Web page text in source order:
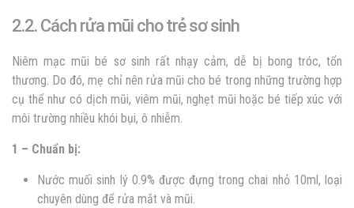
2.2. Cách rửa mũi cho trẻ sơ sinh
Niêm mạc mũi bé sơ sinh rất nhạy cảm, dễ bị bong tróc, tổn
thương. Do đó, mẹ chỉ nên rửa mũi cho bé trong những trường hợp
cụ thể như có dịch mũi, viêm mũi, nghẹt mũi hoặc bé tiếp xúc với
môi trường nhiều khói bụi, ô nhiễm.
1 – Chuẩn bị:
Nước muối sinh lý 0.9% được đựng trong chai nhỏ 10ml, loại
chuyên dùng để rửa mắt và mũi.